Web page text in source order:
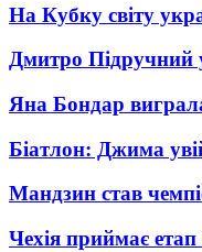
На Кубку світу
Дмитро Підручний
Яна Бондар
Біатлон: Джима
Мандзин став
Чехія приймає